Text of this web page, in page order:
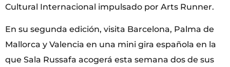
Cultural Internacional impulsado por Arts Runner.
En su segunda edición, visita Barcelona, Palma de
Mallorca y Valencia en una mini gira española en la
que Sala Russafa acogerá esta semana dos de sus